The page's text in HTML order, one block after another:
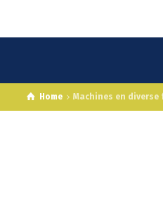
Home Machines en diverse